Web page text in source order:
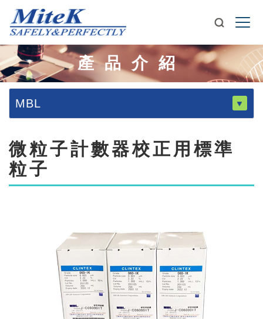
產品介紹
MBL
微粒子計數器校正用標準
粒子